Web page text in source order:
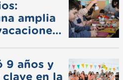
amplia
9 años y
en la